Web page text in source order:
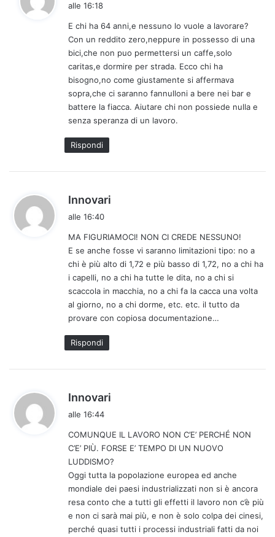
e
t
t
o
:
alle 16:18
E chi ha 64 anni,e nessuno lo vuole a lavorare?
Con un reddito zero,neppure in possesso di una
bici,che non puo permettersi un caffe,solo
caritas,e dormire per strada. Ecco chi ha
bisogno,no come giustamente si affermava
sopra,che ci saranno fannulloni a bere nei bar e
battere la fiacca. Aiutare chi non possiede nulla e
senza speranza di un lavoro.
Rispondi
Innovari
e
t
t
o
:
alle 16:40
MA FIGURIAMOCI! NON CI CREDE NESSUNO!
E se anche fosse vi saranno limitazioni tipo: no a
chi è più alto di 1,72 e più basso di 1,72, no a chi ha
i capelli, no a chi ha tutte le dita, no a chi si
scaccola in macchia, no a chi fa la cacca una volta
al giorno, no a chi dorme, etc. etc. il tutto da
provare con copiosa documentazione…
Rispondi
Innovari
e
t
t
o
:
alle 16:44
COMUNQUE IL LAVORO NON C’E’ PERCHÉ NON
C’E’ PIÙ. FORSE E’ TEMPO DI UN NUOVO
LUDDISMO?
Oggi tutta la popolazione europea ed anche
mondiale dei paesi industrializzati non si è ancora
resa conto che a tutti gli effetti il lavoro non c’è più
e non ci sarà mai più, e non è solo colpa dei cinesi,
perché quasi tutti i processi industriali fatti da noi